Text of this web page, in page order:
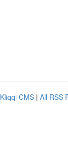
Kliqqi CMS | All RSS